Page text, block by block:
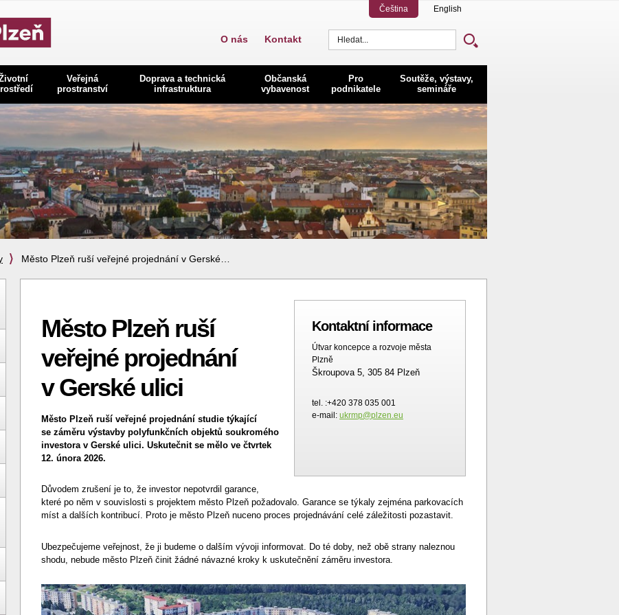
Čeština English
Veřejná
prostranství
Doprava a technická
infrastruktura
Občanská
vybavenost
Pro
podnikatele
Soutěže, výstavy,
semináře
O nás Kontakt
Město Plzeň ruší veřejné projednání v Gerské…
Kontaktní informace
Útvar koncepce a rozvoje města
Plzně
Škroupova 5, 305 84 Plzeň
tel. :+420 378 035 001
e-mail: ukrmp@plzen.eu
Město Plzeň ruší
veřejné projednání
v Gerské ulici
Město Plzeň ruší veřejné projednání studie týkající
se záměru výstavby polyfunkčních objektů soukromého
investora v Gerské ulici. Uskutečnit se mělo ve čtvrtek
12. února 2026.
Důvodem zrušení je to, že investor nepotvrdil garance,
které po něm v souvislosti s projektem město Plzeň požadovalo. Garance se týkaly zejména parkovacích
míst a dalších kontribucí. Proto je město Plzeň nuceno proces projednávání celé záležitosti pozastavit.
Ubezpečujeme veřejnost, že ji budeme o dalším vývoji informovat. Do té doby, než obě strany naleznou
shodu, nebude město Plzeň činit žádné návazné kroky k uskutečnění záměru investora.